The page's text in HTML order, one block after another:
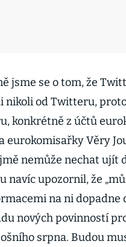
jsme se o tom, že
nikoli od Twitteru,
konkrétně z účtů
eurokomisařky Věry
nemůže nechat ujít
navíc upozornil, že
na ni
nových povinností
srpna. Budou